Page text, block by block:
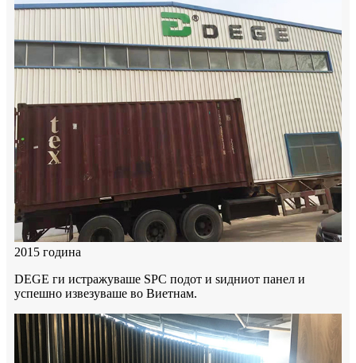
2015 година
DEGE ги истражуваше SPC подот и ѕидниот панел и
успешно извезуваше во Виетнам.